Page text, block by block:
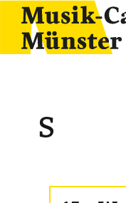
Skip
content
S